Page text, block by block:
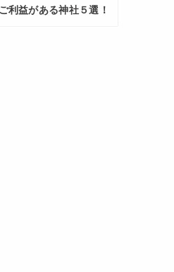
利益がある神社５選！